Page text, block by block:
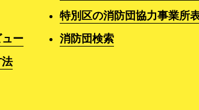
ー
特別区の消防団協力事業所
消防団検索